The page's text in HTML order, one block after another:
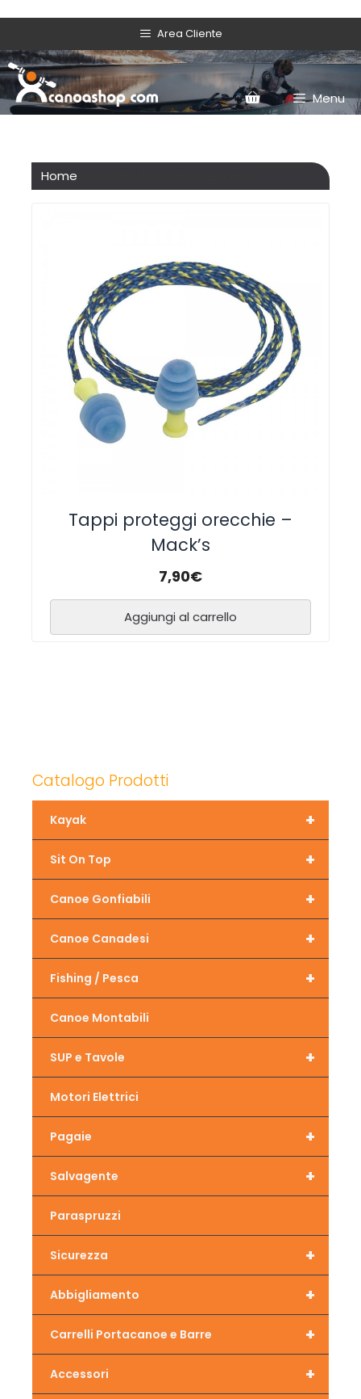
Area Cliente
Menu
Home
Tappi proteggi orecchie –
Mack’s
7,90€
Aggiungi al carrello
Catalogo Prodotti
+
Kayak
+
Sit On Top
+
Canoe Gonfiabili
+
Canoe Canadesi
+
Fishing / Pesca
Canoe Montabili
+
SUP e Tavole
Motori Elettrici
+
Pagaie
+
Salvagente
Paraspruzzi
+
Sicurezza
+
Abbigliamento
+
Carrelli Portacanoe e Barre
+
Accessori